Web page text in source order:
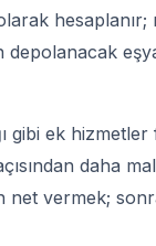
gibi ek
daha
net vermek;